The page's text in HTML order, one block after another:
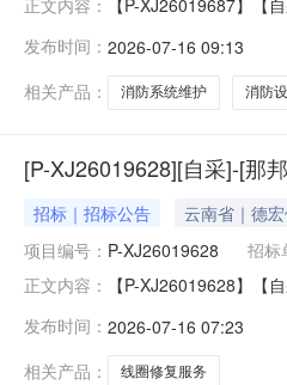
正文内容：
发布时间： 2026-07-16 09:13
相关产品：
消防系统维护 消防
[P-XJ26019628][自采]-[那
招标｜招标公告 云南省｜德
项目编号： P-XJ26019628 招标
正文内容：
【P-XJ26019628】【
发布时间： 2026-07-16 07:23
相关产品：
线圈修复服务